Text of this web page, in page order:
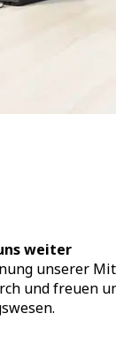
weiter
unserer
und freuen